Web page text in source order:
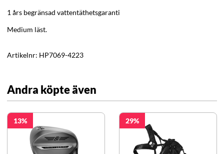
1 års begränsad vattentäthetsgaranti
Medium läst.
Artikelnr: HP7069-4223
Andra köpte även
13 29